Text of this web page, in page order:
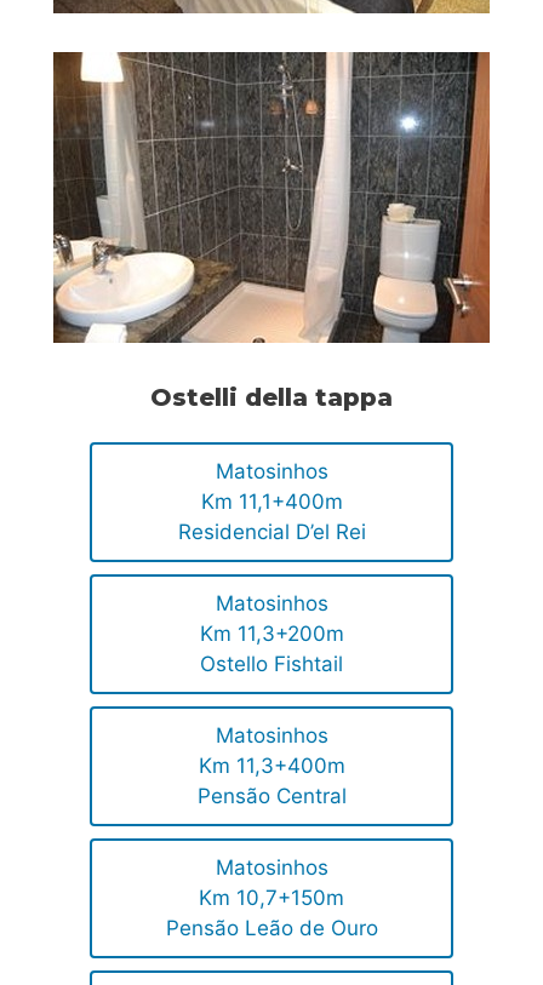
Ostelli della tappa
Matosinhos
Km 11,1+400m
Residencial D’el Rei
Matosinhos
Km 11,3+200m
Ostello Fishtail
Matosinhos
Km 11,3+400m
Pensão Central
Matosinhos
Km 10,7+150m
Pensão Leão de Ouro